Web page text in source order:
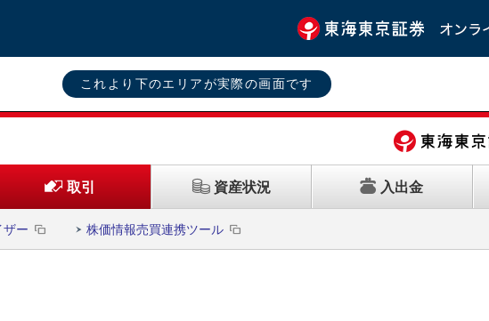
これより下のエリアが実際の画面です
取引 資産状況 入出金
ザー 株価情報売買連携ツール